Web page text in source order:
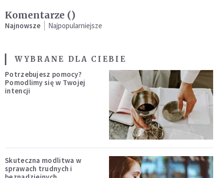
Komentarze ()
Najnowsze Najpopularniejsze
WYBRANE DLA CIEBIE
Potrzebujesz pomocy?
Pomodlimy się w Twojej
intencji
Skuteczna modlitwa w
sprawach trudnych i